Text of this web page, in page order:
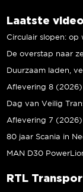
Laatste
Circulair slopen: op
De overstap naar
Aflevering 8 (2026)
Aflevering 7 (2026)
MAN D30
RTL